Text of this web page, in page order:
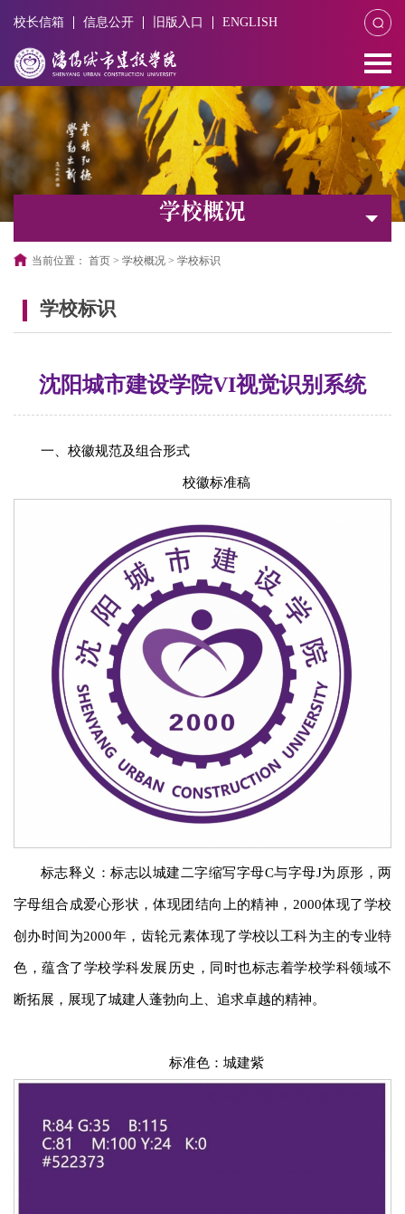
校长信箱 信息公开 旧版入口 ENGLISH
学校概况
学校标识
当前位置： 首页> 学校概况> 学校标识
沈阳城市建设学院VI视觉识别系统
一、校徽规范及组合形式
校徽标准稿
标志释义：标志以城建二字缩写字母C与字母J为原形，两
字母组合成爱心形状，体现团结向上的精神，2000体现了学校
创办时间为2000年，齿轮元素体现了学校以工科为主的专业特
色，蕴含了学校学科发展历史，同时也标志着学校学科领域不
断拓展，展现了城建人蓬勃向上、追求卓越的精神。
标准色：城建紫